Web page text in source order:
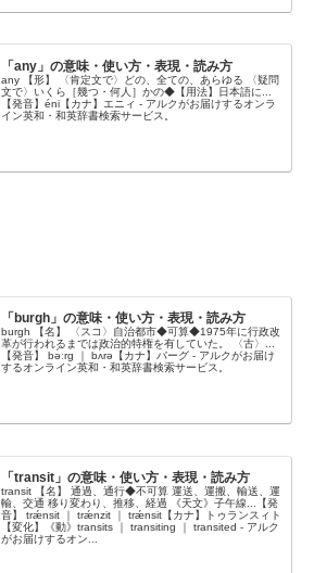
「any」の意味・使い方・表現・読み方
any 【形】 〈肯定文で〉どの、全ての、あらゆる 〈疑問
文で〉いくら［幾つ・何人］かの◆【用法】日本語に...
【発音】éni【カナ】エニィ - アルクがお届けするオンラ
イン英和・和英辞書検索サービス。
「burgh」の意味・使い方・表現・読み方
burgh 【名】 〈スコ〉自治都市◆可算◆1975年に行政改
革が行われるまでは政治的特権を有していた。 〈古〉...
【発音】 bə́ːrg ｜ bʌ́rə【カナ】バーグ - アルクがお届け
するオンライン英和・和英辞書検索サービス。
「transit」の意味・使い方・表現・読み方
transit 【名】 通過、通行◆不可算 運送、運搬、輸送、運
輸、交通 移り変わり、推移、経過 《天文》子午線...【発
音】 trǽnsit ｜ trǽnzit ｜ trǽnsit【カナ】トゥランスィト
【変化】《動》transits ｜ transiting ｜ transited - アルク
がお届けするオン...